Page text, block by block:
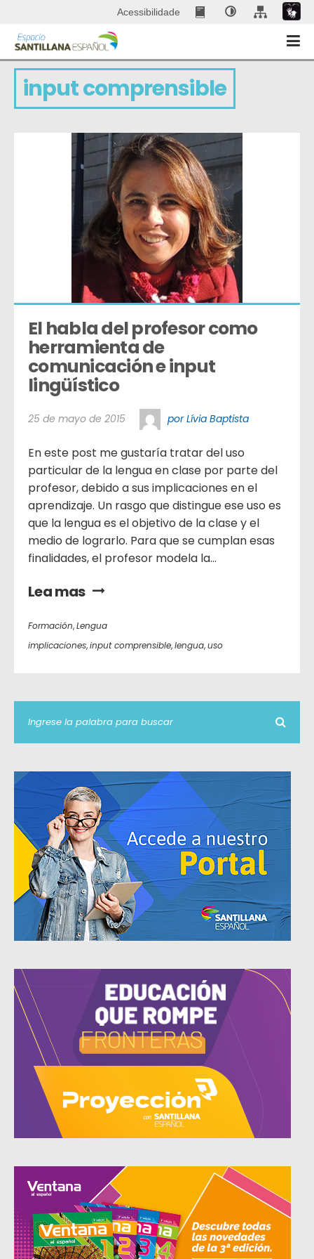
Acessibilidade
input comprensible
El habla del profesor como
herramienta de
comunicación e input
lingüístico
25 de mayo de 2015 por Lívia Baptista
En este post me gustaría tratar del uso
particular de la lengua en clase por parte del
profesor, debido a sus implicaciones en el
aprendizaje. Un rasgo que distingue ese uso es
que la lengua es el objetivo de la clase y el
medio de lograrlo. Para que se cumplan esas
finalidades, el profesor modela la...
Lea mas
Formación,Lengua
implicaciones,input comprensible,lengua,uso